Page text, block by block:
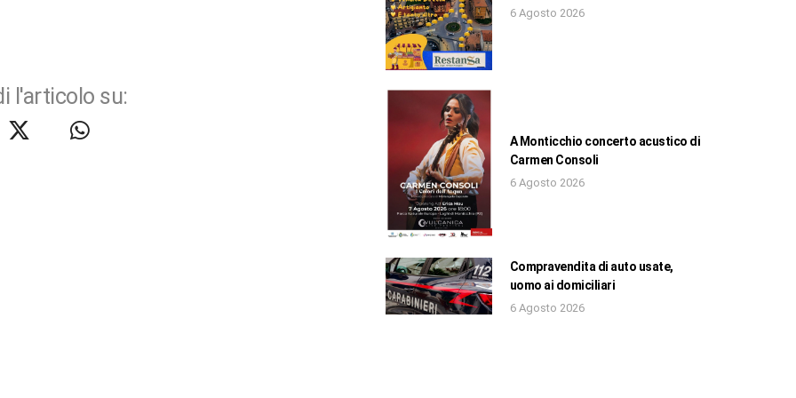
l'articolo su:
6 Agosto 2026
A Monticchio concerto acustico di
Carmen Consoli
6 Agosto 2026
Compravendita di auto usate,
uomo ai domiciliari
6 Agosto 2026